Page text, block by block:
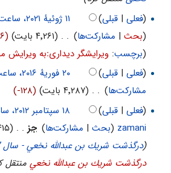
(فعلی| قبلی)
(بحث| مشارکت‌ها)
. . (۴٬۲۶۱ بایت)
(برچسب: ویرایشگر دیداریːبه ویرایش منبع تغییر داده شده
(فعلی| قبلی)
مشارکت‌ها)
. . (۴٬۲۸۷ بایت)
(-۱۲۸)
(فعلی| قبلی)
zamani
(بحث| مشارکت‌ها)
‏جز . . (۴٬۴۱۵ بایت)
(درگذشت شريك بن عبدالله نخعي - سال 177 هجري قمري
درگذشت شريك بن عبدالله نخعيمنتقل